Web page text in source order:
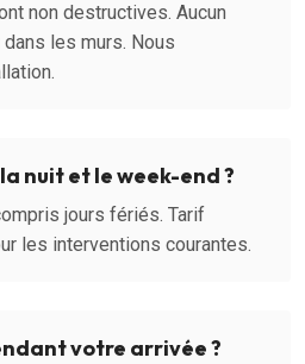
non destructives. Aucun
les murs. Nous
nuit et le week-end ?
jours fériés. Tarif
les interventions courantes.
votre arrivée ?